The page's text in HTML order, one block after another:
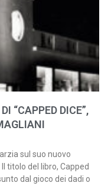
“CAPPED DICE”,
sul suo nuovo
titolo del libro, Capped
dal gioco dei dadi o